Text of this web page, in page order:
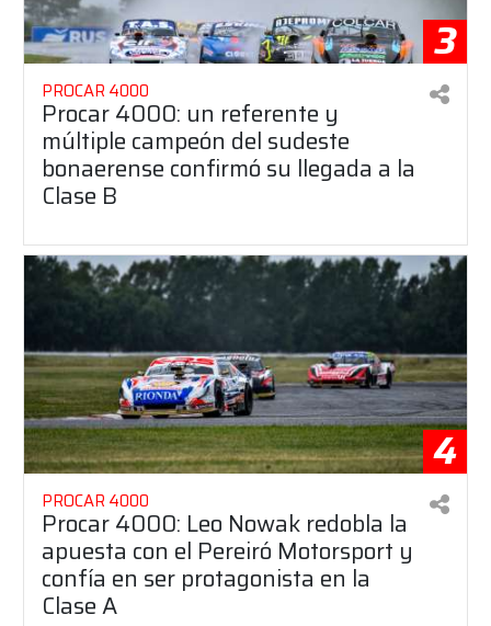
3
PROCAR 4000
Procar 4000: un referente y
múltiple campeón del sudeste
bonaerense confirmó su llegada a la
Clase B
4
PROCAR 4000
Procar 4000: Leo Nowak redobla la
apuesta con el Pereiró Motorsport y
confía en ser protagonista en la
Clase A